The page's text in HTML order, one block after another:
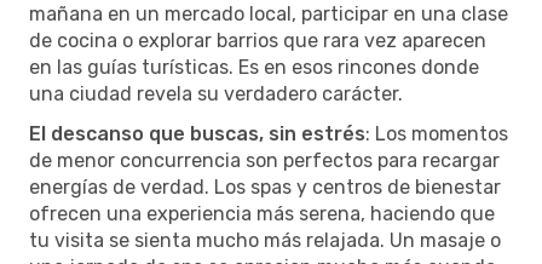
mañana en un mercado local, participar en una clase
de cocina o explorar barrios que rara vez aparecen
en las guías turísticas. Es en esos rincones donde
una ciudad revela su verdadero carácter.
El descanso que buscas, sin estrés: Los momentos
de menor concurrencia son perfectos para recargar
energías de verdad. Los spas y centros de bienestar
ofrecen una experiencia más serena, haciendo que
tu visita se sienta mucho más relajada. Un masaje o